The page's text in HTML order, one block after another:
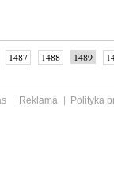
1487 1488 1489
Reklama
Polityka